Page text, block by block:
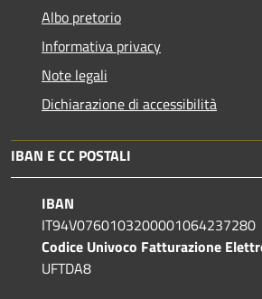
Albo pretorio
Informativa privacy
Note legali
Dichiarazione di accessibilità
IBAN E CC POSTALI
IBAN
IT94V0760103200001064237280
Codice Univoco Fatturazione
UFTDA8